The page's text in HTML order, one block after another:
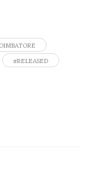
#RELEASED